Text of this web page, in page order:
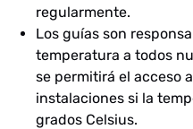
regularmente.
Los guías son
temperatura a todos
se permitirá el acceso
instalaciones si la
grados Celsius.